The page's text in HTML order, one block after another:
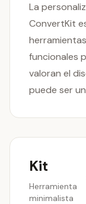
La
ConvertKit
funcionales
valoran el
puede ser
Kit
Herramienta
minimalista